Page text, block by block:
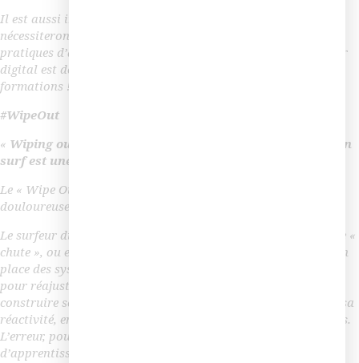
Il est aussi important de comprendre que ces évolutions
nécessiteront un accompagnement au changement des
pratiques d’apprentissage dans votre structure. Notre surfeur
digital est donc aussi un communicateur et un promoteur de
formations !
#WipeOut
« Wiping out is an underappreciated skill.
La chute en
surf est une compétence sous-estimée
Le « Wipe Out », la chute en surf, peut être plus ou moins
douloureuse !
Le surfeur du digital expérimenté a appris à apprivoiser cette «
chute », ou en tout cas, à en limiter les conséquences. Il met en
place des systèmes d’évaluation des dispositifs, des projets
pour réajuster, changer de cap, améliorer au fur à mesure et
construire son expérience. Ainsi, il développe son « agilité », sa
réactivité, en s’adaptant aux contextes mouvants, changeants.
L’erreur, pour notre surfeur digital, est donc source
d’apprentissage !